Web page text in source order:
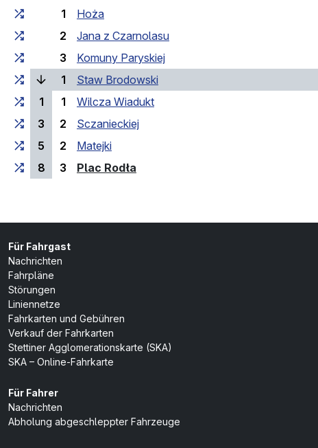
1
Hoża
2
Jana z Czarnolasu
3
Komuny Paryskiej
1
Staw Brodowski
1
1
Wilcza Wiadukt
3
2
Sczanieckiej
5
2
Matejki
8
3 Plac Rodła
Für Fahrgast
Nachrichten
Fahrpläne
Störungen
Liniennetze
Fahrkarten und Gebühren
Verkauf der Fahrkarten
Stettiner Agglomerationskarte (SKA)
SKA – Online-Fahrkarte
Für Fahrer
Nachrichten
Abholung abgeschleppter Fahrzeuge